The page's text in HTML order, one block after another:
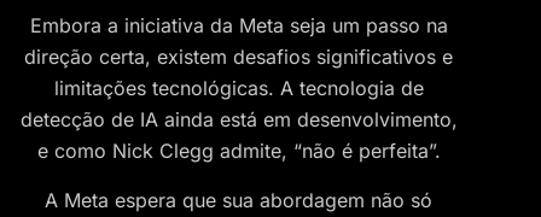
Embora a iniciativa da Meta seja um passo na
direção certa, existem desafios significativos e
limitações tecnológicas. A tecnologia de
detecção de IA ainda está em desenvolvimento,
e como Nick Clegg admite, “não é perfeita”.
A Meta espera que sua abordagem não só